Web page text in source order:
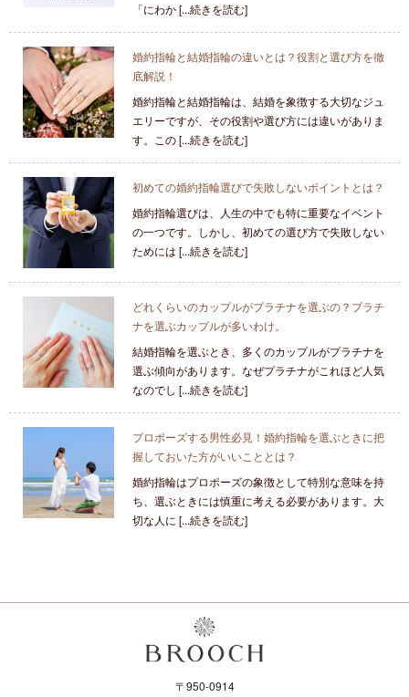
「にわか [...続きを読む]
婚約指輪と結婚指輪の違いとは？役割と選び方を徹
底解説！
婚約指輪と結婚指輪は、結婚を象徴する大切なジュ
エリーですが、その役割や選び方には違いがありま
す。この [...続きを読む]
初めての婚約指輪選びで失敗しないポイントとは？
婚約指輪選びは、人生の中でも特に重要なイベント
の一つです。しかし、初めての選び方で失敗しない
ためには [...続きを読む]
どれくらいのカップルがプラチナを選ぶの？プラチ
ナを選ぶカップルが多いわけ。
結婚指輪を選ぶとき、多くのカップルがプラチナを
選ぶ傾向があります。なぜプラチナがこれほど人気
なのでし [...続きを読む]
プロポーズする男性必見！婚約指輪を選ぶときに把
握しておいた方がいいこととは？
婚約指輪はプロポーズの象徴として特別な意味を持
ち、選ぶときには慎重に考える必要があります。大
切な人に [...続きを読む]
〒950-0914